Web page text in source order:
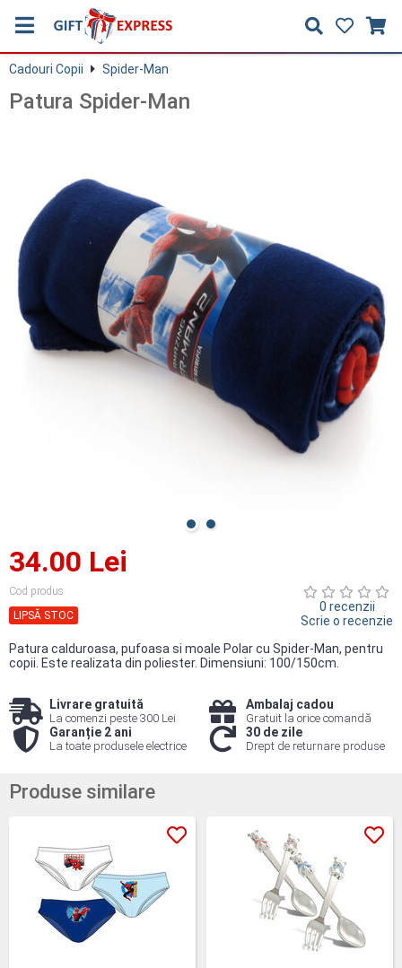
Cadouri Copii Spider-Man
Patura Spider-Man
34.00 Lei
Cod produs
LIPSĂ STOC
0 recenzii
Scrie o recenzie
Patura calduroasa, pufoasa si moale Polar cu Spider-Man, pentru
copii. Este realizata din poliester. Dimensiuni: 100/150cm.
Livrare gratuită
La comenzi peste 300 Lei
Ambalaj cadou
Gratuit la orice comandă
Garanție 2 ani
La toate produsele electrice
30 de zile
Drept de returnare produse
Produse similare